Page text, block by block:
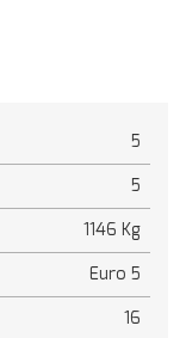
5
5
1146 Kg
Euro 5
16